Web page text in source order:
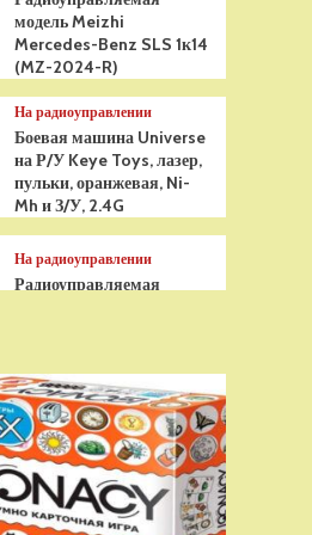
модель Meizhi
Mercedes-Benz SLS 1к14
(MZ-2024-R)
На радиоуправлении
Боевая машина Universe
на Р/У Keye Toys, лазер,
пульки, оранжевая, Ni-
Mh и З/У, 2.4G
На радиоуправлении
Радиоуправляемая
На радиоуправлении
Р/У танк Taigen 1/16
Panzerkampfwagen III
(Германия) HC (для ИК
танкового боя) V3 2.4G
RTR, TG3848-1HC-IR3.0